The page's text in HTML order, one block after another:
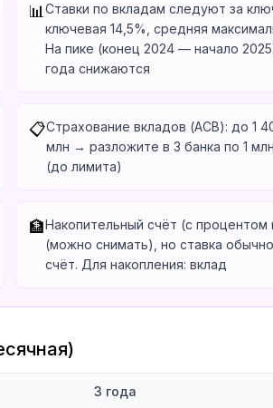
📊 Ставки по вкладам следуют за
ключевая 14,5%, средняя
На пике (конец 2024 — начало
года снижаются
📋Страхование вкладов (АСВ): до 1
млн → разложите в 3 банка по 1
(до лимита)
🏦Накопительный счёт (с процентом
(можно снимать), но ставка
счёт. Для накопления: вклад
3 года